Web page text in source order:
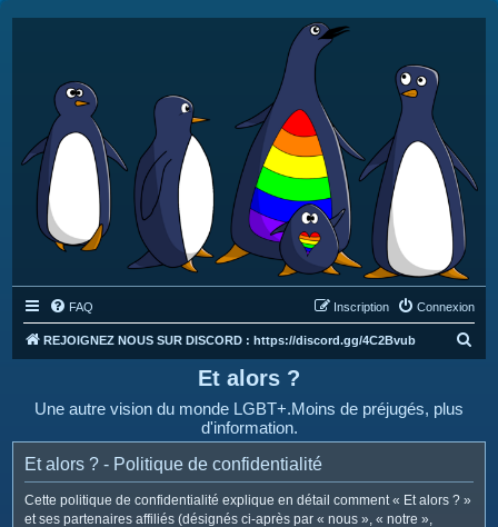
FAQ Connexion
Inscription
REJOIGNEZ NOUS SUR DISCORD : https://discord.gg/4C2Bvub
e
Et alors ?
Une autre vision du monde LGBT+.Moins de préjugés, plus
d'information.
Et alors ? - Politique de confidentialité
Cette politique de confidentialité explique en détail comment « Et alors ? »
et ses partenaires affiliés (désignés ci-après par « nous », « notre »,